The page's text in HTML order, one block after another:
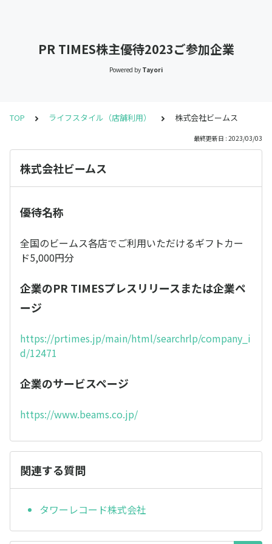
PR TIMES株主優待2023ご参加企業
Powered by Tayori
TOP ライフスタイル（店舗利用） 株式会社ビームス
最終更新日 : 2023/03/03
株式会社ビームス
優待名称
全国のビームス各店でご利用いただけるギフトカー
ド5,000円分
企業のPR TIMESプレスリリースまたは企業ペ
ージ
https://prtimes.jp/main/html/searchrlp/company_i
d/12471
企業のサービスページ
https://www.beams.co.jp/
関連する質問
タワーレコード株式会社